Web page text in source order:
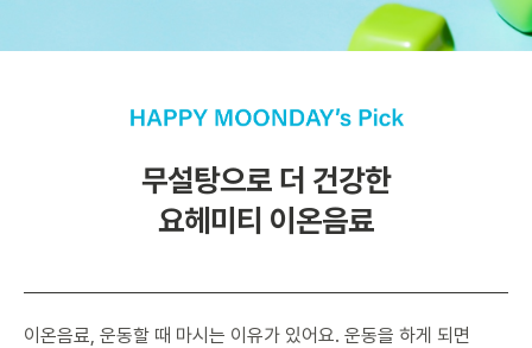
무설탕으로 더 건강한
요헤미티 이온음료
이온음료, 운동할 때 마시는 이유가 있어요. 운동을 하게 되면